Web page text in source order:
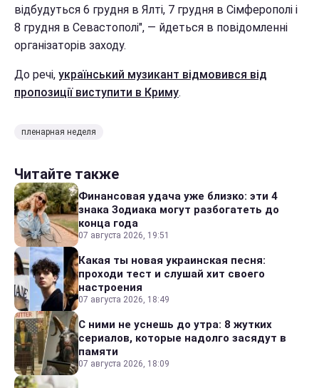
відбудуться 6 грудня в Ялті, 7 грудня в Сімферополі і
8 грудня в Севастополі", — йдеться в повідомленні
організаторів заходу.
До речі, український музикант відмовився від
пропозиції виступити в Криму.
пленарная неделя
Читайте также
Финансовая удача уже близко: эти 4
знака Зодиака могут разбогатеть до
конца года
07 августа 2026, 19:51
Какая ты новая украинская песня:
проходи тест и слушай хит своего
настроения
07 августа 2026, 18:49
С ними не уснешь до утра: 8 жутких
сериалов, которые надолго засядут в
памяти
07 августа 2026, 18:09